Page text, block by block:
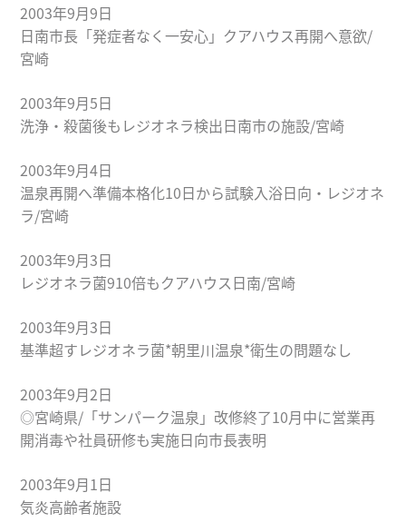
2003年9月9日
日南市長「発症者なく一安心」クアハウス再開へ意欲/
宮崎
2003年9月5日
洗浄・殺菌後もレジオネラ検出日南市の施設/宮崎
2003年9月4日
温泉再開へ準備本格化10日から試験入浴日向・レジオネ
ラ/宮崎
2003年9月3日
レジオネラ菌910倍もクアハウス日南/宮崎
2003年9月3日
基準超すレジオネラ菌*朝里川温泉*衛生の問題なし
2003年9月2日
◎宮崎県/「サンパーク温泉」改修終了10月中に営業再
開消毒や社員研修も実施日向市長表明
2003年9月1日
気炎高齢者施設